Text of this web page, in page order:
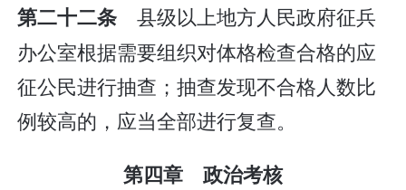
第二十二条 县级以上地方人民政府征兵
办公室根据需要组织对体格检查合格的应
征公民进行抽查；抽查发现不合格人数比
例较高的，应当全部进行复查。
第四章 政治考核